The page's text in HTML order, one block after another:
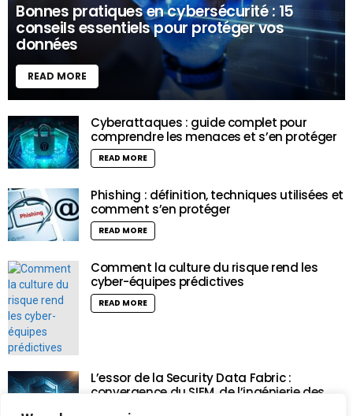
Bonnes pratiques en cybersécurité : 15
conseils essentiels pour protéger vos
données
READ MORE
Cyberattaques : guide complet pour
comprendre les menaces et s’en protéger
READ MORE
Phishing : définition, techniques utilisées et
comment s’en protéger
READ MORE
Comment la culture du risque rend les
cyber-équipes prédictives
READ MORE
L’essor de la Security Data Fabric :
convergence du SIEM, de l’ingénierie des